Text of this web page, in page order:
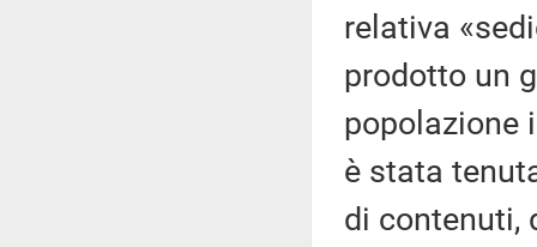
relativa
prodotto un
popolazione
è stata
di contenuti,